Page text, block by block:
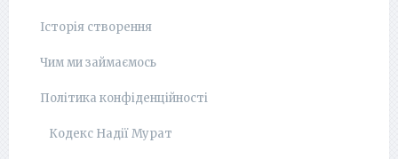
Історія створення
Чим ми займаємось
Політика конфіденційності
Кодекс Надії Мурат